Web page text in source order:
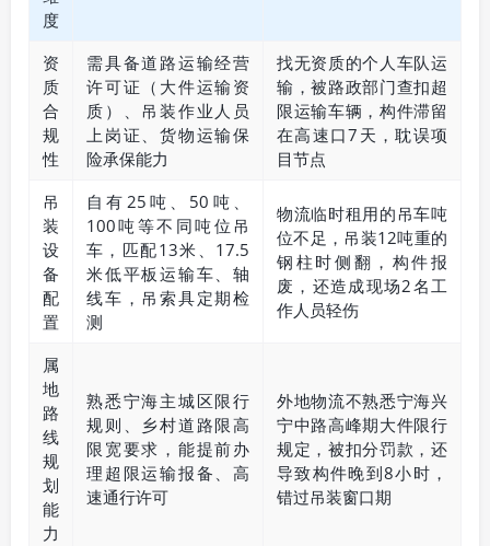
度
资
质
合
规
性
需具备道路运输经营
许可证（大件运输资
质）、吊装作业人员
上岗证、货物运输保
险承保能力
找无资质的个人车队运
输，被路政部门查扣超
限运输车辆，构件滞留
在高速口7天，耽误项
目节点
吊
装
设
备
配
置
自有25吨、50吨、
100吨等不同吨位吊
车，匹配13米、17.5
米低平板运输车、轴
线车，吊索具定期检
测
物流临时租用的吊车吨
位不足，吊装12吨重的
钢柱时侧翻，构件报
废，还造成现场2名工
作人员轻伤
属
地
路
线
规
划
能
力
熟悉宁海主城区限行
规则、乡村道路限高
限宽要求，能提前办
理超限运输报备、高
速通行许可
外地物流不熟悉宁海兴
宁中路高峰期大件限行
规定，被扣分罚款，还
导致构件晚到8小时，
错过吊装窗口期